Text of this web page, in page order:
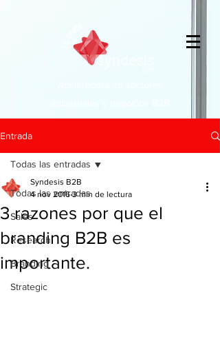
Entrada
Todas las entradas
Sales
Research
Branding
Strategic
Todas las entradas
3 razones por que el
branding B2B es
importante.
Syndesis B2B
4 nov 2016 3 min de lectura